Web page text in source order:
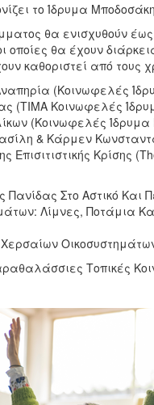
το Ίδρυμα
θα ενισχυθούν
οποίες θα έχουν
καθοριστεί από τους
(Κοινωφελές
(ΤΙΜΑ Κοινωφελές
(Κοινωφελές Ίδρυμα
& Κάρμεν
Κρίσης
Στο Αστικό Και
Λίμνες, Ποτάμια
Οικοσυστημάτων
Τοπικές